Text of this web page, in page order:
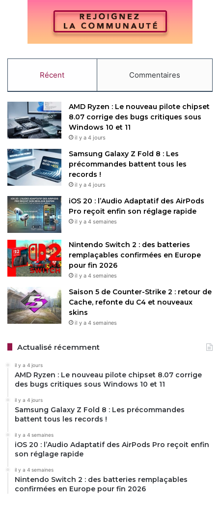
Récent Commentaires
AMD Ryzen : Le nouveau pilote chipset
8.07 corrige des bugs critiques sous
Windows 10 et 11
il y a 4 jours
Samsung Galaxy Z Fold 8 : Les
précommandes battent tous les
records !
il y a 4 jours
iOS 20 : l’Audio Adaptatif des AirPods
Pro reçoit enfin son réglage rapide
il y a 4 semaines
Nintendo Switch 2 : des batteries
remplaçables confirmées en Europe
pour fin 2026
il y a 4 semaines
Saison 5 de Counter-Strike 2 : retour de
Cache, refonte du C4 et nouveaux
skins
il y a 4 semaines
Actualisé récemment
il y a 4 jours
AMD Ryzen : Le nouveau pilote chipset 8.07 corrige
des bugs critiques sous Windows 10 et 11
il y a 4 jours
Samsung Galaxy Z Fold 8 : Les précommandes
battent tous les records !
il y a 4 semaines
iOS 20 : l’Audio Adaptatif des AirPods Pro reçoit enfin
son réglage rapide
il y a 4 semaines
Nintendo Switch 2 : des batteries remplaçables
confirmées en Europe pour fin 2026